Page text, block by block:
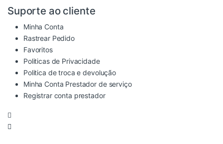
Suporte ao cliente
Minha Conta
Rastrear Pedido
Favoritos
Politicas de Privacidade
Politica de troca e devolução
Minha Conta Prestador de serviço
Registrar conta prestador